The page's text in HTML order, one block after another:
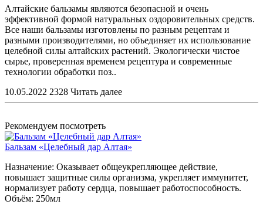
Алтайские бальзамы являются безопасной и очень
эффективной формой натуральных оздоровительных средств.
Все наши бальзамы изготовлены по разным рецептам и
разными производителями, но объединяет их использование
целебной силы алтайских растений. Экологически чистое
сырье, проверенная временем рецептура и современные
технологии обработки поз..
10.05.2022 2328 Читать далее
Рекомендуем посмотреть
Бальзам «Целебный дар Алтая»
Назначение: Оказывает общеукрепляющее действие,
повышает защитные силы организма, укрепляет иммунитет,
нормализует работу сердца, повышает работоспособность.
Объём: 250мл